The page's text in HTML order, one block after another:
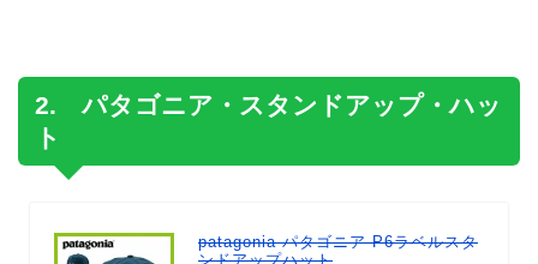
2. パタゴニア・スタンドアップ・ハッ
ト
patagonia パタゴニア P6ラベルスタ
ンドアップハット